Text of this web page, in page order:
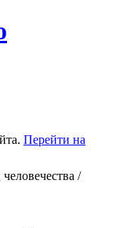
Перейти на
/